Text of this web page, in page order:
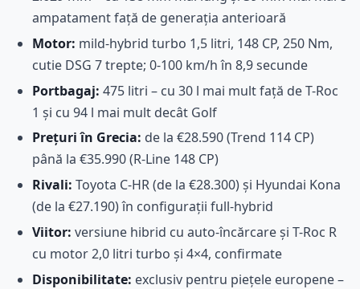
ampatament față de generația anterioară
Motor: mild-hybrid turbo 1,5 litri, 148 CP, 250 Nm,
cutie DSG 7 trepte; 0-100 km/h în 8,9 secunde
Portbagaj: 475 litri – cu 30 l mai mult față de T-Roc
1 și cu 94 l mai mult decât Golf
Prețuri în Grecia: de la €28.590 (Trend 114 CP)
până la €35.990 (R-Line 148 CP)
Rivali: Toyota C-HR (de la €28.300) și Hyundai Kona
(de la €27.190) în configurații full-hybrid
Viitor: versiune hibrid cu auto-încărcare și T-Roc R
cu motor 2,0 litri turbo și 4×4, confirmate
Disponibilitate: exclusiv pentru piețele europene –